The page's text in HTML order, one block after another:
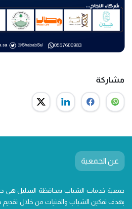
مشاركة
عن الجمعية
جمعية خدمات الشباب بمحافظة السليل هي
بهدف تمكين الشباب والفتيات من خلال